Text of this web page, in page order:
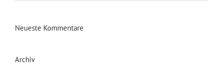
Neueste Kommentare
Archiv